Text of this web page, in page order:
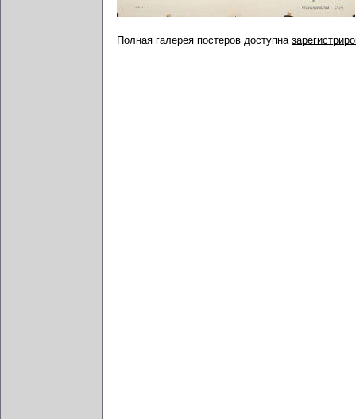
Полная галерея постеров доступна